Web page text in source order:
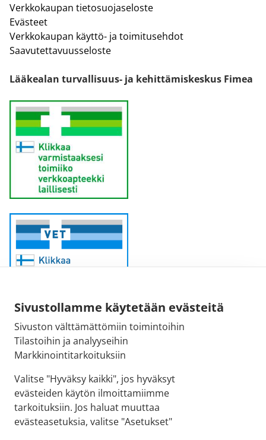
Sivustollamme käytetään evästeitä
Sivuston välttämättömiin toimintoihin
Tilastoihin ja analyyseihin
Markkinointitarkoituksiin
Valitse "Hyväksy kaikki", jos hyväksyt
evästeiden käytön ilmoittamiimme
tarkoituksiin. Jos haluat muuttaa
evästeasetuksia, valitse "Asetukset"
Verkkokaupan tietosuojaseloste
Evästeet
Verkkokaupan käyttö- ja toimitusehdot
Saavutettavuusseloste
Lääkealan turvallisuus- ja kehittämiskeskus Fimea
Sähköpostiosoite:
kirjaamo@fimea.fi
Fimean vaihde:
029 522 3341